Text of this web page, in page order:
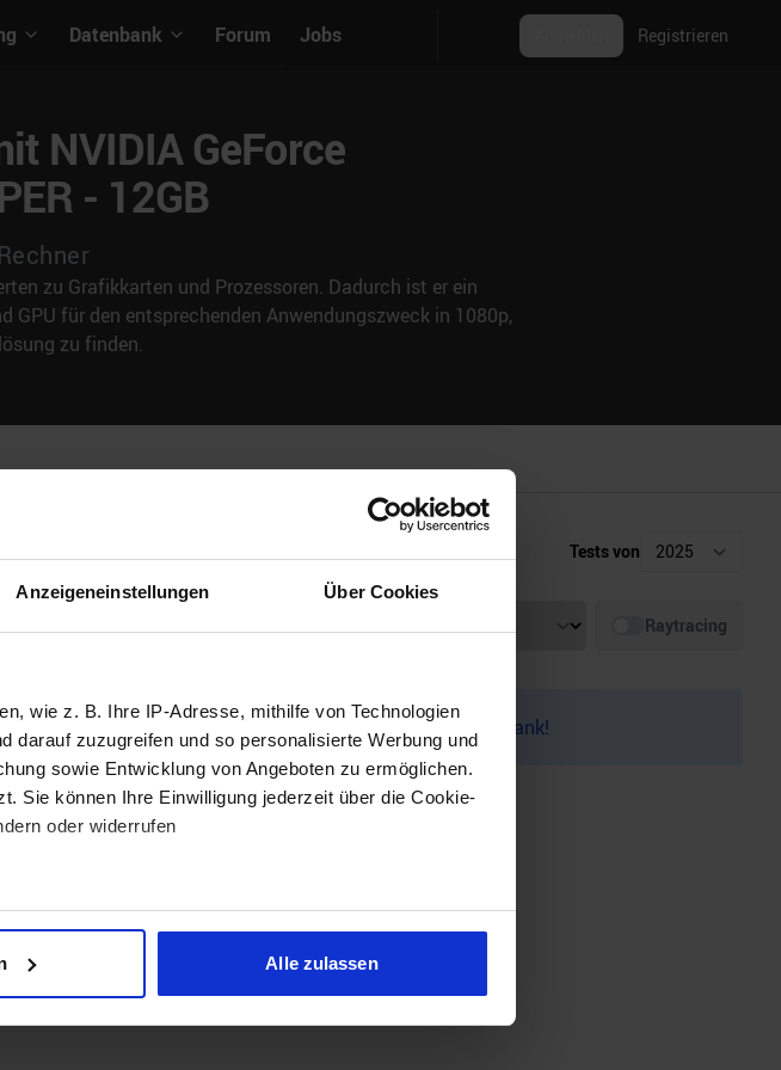
Anzeigeneinstellungen Über Cookies
wie z. B. Ihre IP-Adresse, mithilfe von Technologien
darauf zuzugreifen und so personalisierte Werbung und
sowie Entwicklung von Angeboten zu ermöglichen.
Sie können Ihre Einwilligung jederzeit über die Cookie-
oder widerrufen
auf einige Meter genau sein können
werden, und legen Sie Ihre Präferenzen im
Alle zulassen
Datenbank Forum Jobs Registrieren
NVIDIA GeForce
- 12GB
zu Grafikkarten und Prozessoren. Dadurch ist er ein
GPU für den entsprechenden Anwendungszweck in 1080p,
zu finden.
Tests von
Raytracing
Fehler gerne bei uns auf dem Discord melden. Vielen Dank!